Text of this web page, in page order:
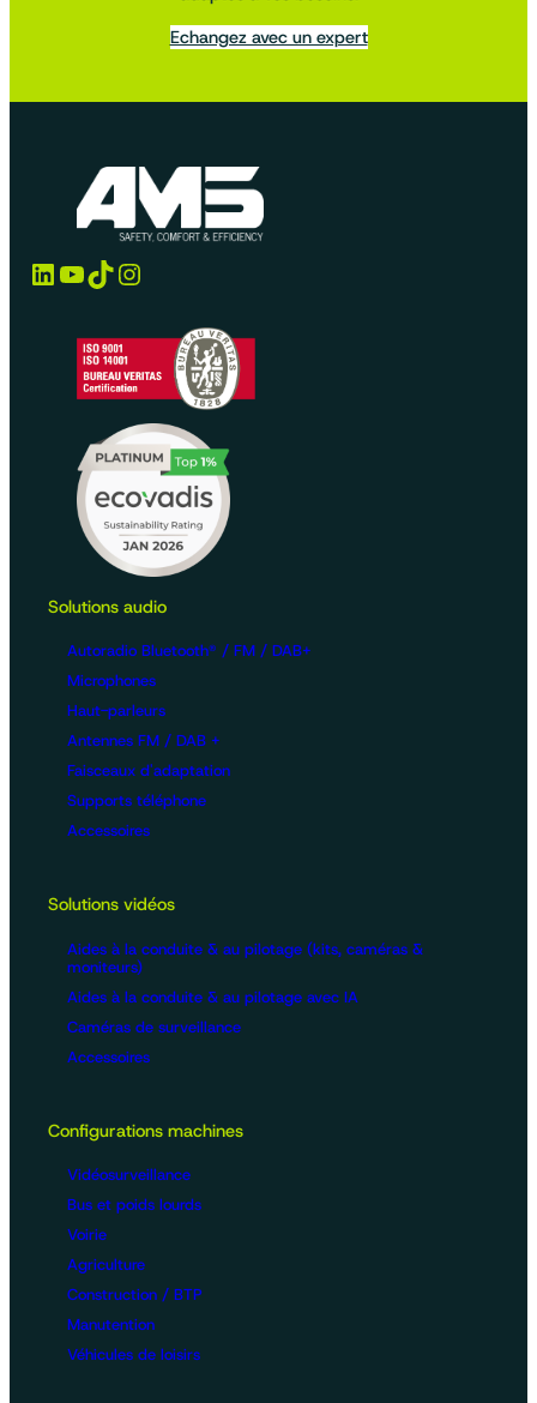
Echangez avec un expert
LinkedIn YouTube TikTok Instagram
Solutions audio
Autoradio Bluetooth® / FM / DAB+
Microphones
Haut-parleurs
Antennes FM / DAB +
Faisceaux d'adaptation
Supports téléphone
Accessoires
Solutions vidéos
Aides à la conduite & au pilotage (kits, caméras &
moniteurs)
Aides à la conduite & au pilotage avec IA
Caméras de surveillance
Accessoires
Configurations machines
Vidéosurveillance
Bus et poids lourds
Voirie
Agriculture
Construction / BTP
Manutention
Véhicules de loisirs